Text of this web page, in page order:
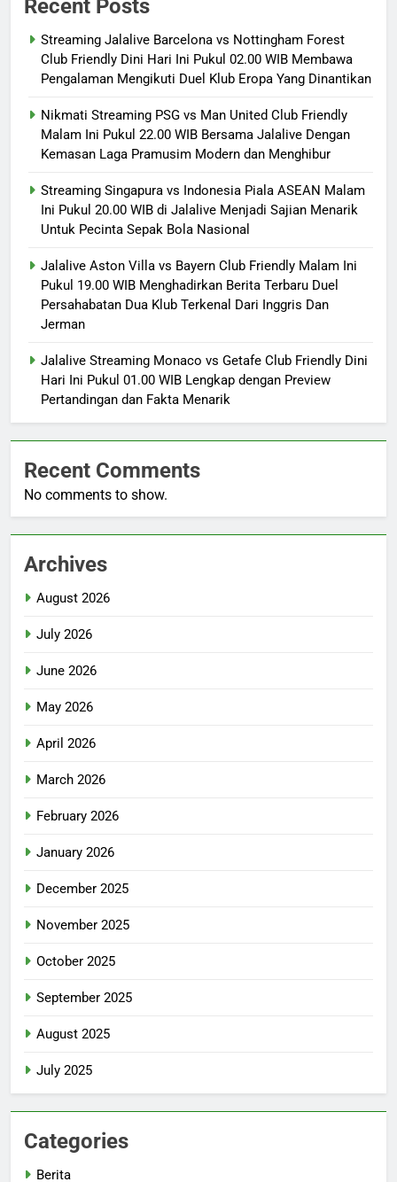
Recent Posts
Streaming Jalalive Barcelona vs Nottingham Forest
Club Friendly Dini Hari Ini Pukul 02.00 WIB Membawa
Pengalaman Mengikuti Duel Klub Eropa Yang Dinantikan
Nikmati Streaming PSG vs Man United Club Friendly
Malam Ini Pukul 22.00 WIB Bersama Jalalive Dengan
Kemasan Laga Pramusim Modern dan Menghibur
Streaming Singapura vs Indonesia Piala ASEAN Malam
Ini Pukul 20.00 WIB di Jalalive Menjadi Sajian Menarik
Untuk Pecinta Sepak Bola Nasional
Jalalive Aston Villa vs Bayern Club Friendly Malam Ini
Pukul 19.00 WIB Menghadirkan Berita Terbaru Duel
Persahabatan Dua Klub Terkenal Dari Inggris Dan
Jerman
Jalalive Streaming Monaco vs Getafe Club Friendly Dini
Hari Ini Pukul 01.00 WIB Lengkap dengan Preview
Pertandingan dan Fakta Menarik
Recent Comments
No comments to show.
Archives
August 2026
July 2026
June 2026
May 2026
April 2026
March 2026
February 2026
January 2026
December 2025
November 2025
October 2025
September 2025
August 2025
July 2025
Categories
Berita